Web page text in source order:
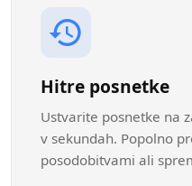
Hitre posnetke
Ustvarite posnetke na
v sekundah. Popolno
posodobitvami ali